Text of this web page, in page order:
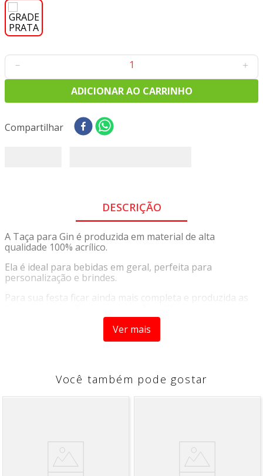
＋
－
ADICIONAR AO CARRINHO
Compartilhar
DESCRIÇÃO
A Taça para Gin é produzida em material de alta
qualidade 100% acrílico.
Ela é ideal para bebidas em geral, perfeita para
personalização e brindes.
Para sua festa ficar ainda mais completa e produzida as
INSTRUÇÕES DE CUIDADO:
Lavar com esponja macia de preferência para não riscar e
conservar o produto.
LARGURA:10cm
20cm
Ver mais
Você também pode gostar
8
tricoline digital
9º
tecido oxford